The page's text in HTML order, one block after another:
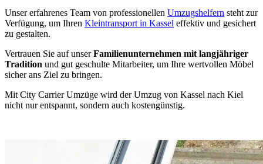
Unser erfahrenes Team von professionellen Umzugshelfern steht zur
Verfügung, um Ihren Kleintransport in Kassel effektiv und gesichert
zu gestalten.
Vertrauen Sie auf unserFamilienunternehmen mit langjähriger
Tradition und gut geschulte Mitarbeiter, um Ihre wertvollen Möbel
sicher ans Ziel zu bringen.
Mit City Carrier Umzüge wird der Umzug von Kassel nach Kiel
nicht nur entspannt, sondern auch kostengünstig.